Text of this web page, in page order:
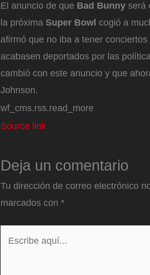
El anuncio de que Bad Bunny será
la próxima Super Bowl cogió a
afirmó que no iba a tener
acabasen deportados por las
cambió con este anuncio y que
Johnson.
wf_cms.rss.read_more
Source link
Deja un comentario
Tu dirección de correo electrónico
marcados con *